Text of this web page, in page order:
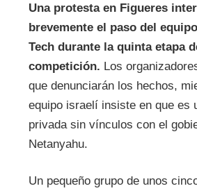
Una protesta en Figueres
brevemente el paso del
Tech durante la quinta etapa
competición. Los
que denunciarán los hechos,
equipo israelí insiste en que es
privada sin vínculos con el
Netanyahu.
Un pequeño grupo de unos